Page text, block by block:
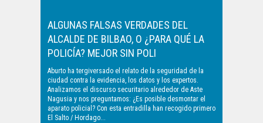
ALGUNAS FALSAS VERDADES DEL
ALCALDE DE BILBAO, O ¿PARA QUÉ LA
POLICÍA? MEJOR SIN POLI
Aburto ha tergiversado el relato de la seguridad de la
ciudad contra la evidencia, los datos y los expertos.
Analizamos el discurso securitario alrededor de Aste
Nagusia y nos preguntamos: ¿Es posible desmontar el
aparato policial? Con esta entradilla han recogido primero
El Salto / Hordago...